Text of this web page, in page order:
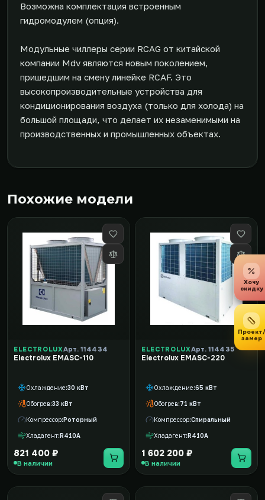
Возможна комплектация встроенным
гидромодулем (опция).
Модульные чиллеры серии RCAG от китайской
компании Mdv являются новым поколением,
пришедшим на смену линейке RCAF. Это
высокопроизводительные устройства для
кондиционирования воздуха (только для холода) на
большой площади, что делает их незаменимыми на
производственных и промышленных объектах.
Похожие модели
ELECTROLUXАрт. 114434
Electrolux EMASC-110
Охлаждение 30 кВт
Обогрев 33 кВт
Компрессор Роторный
Хладагент R410A
821 400 ₽
В наличии
ELECTROLUXАрт. 114435
Electrolux EMASC-220
Охлаждение 65 кВт
Обогрев 71 кВт
Компрессор Спиральный
Хладагент R410A
1 602 200 ₽
В наличии
Хочу
скидку
Проект/
замер